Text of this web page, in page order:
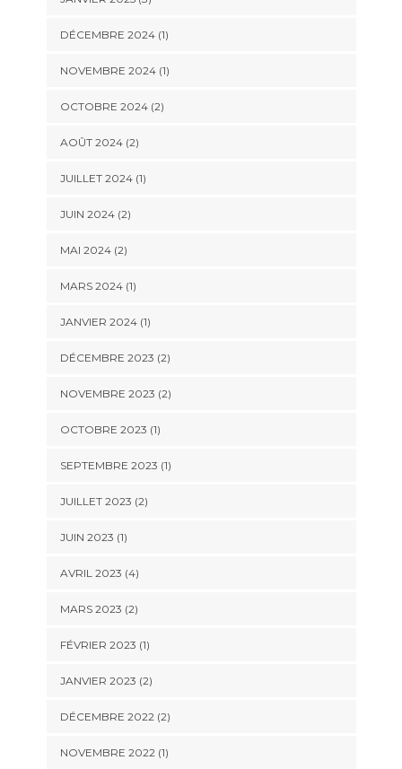
DÉCEMBRE 2024(1)
NOVEMBRE 2024(1)
OCTOBRE 2024(2)
AOÛT 2024(2)
JUILLET 2024(1)
JUIN 2024(2)
MAI 2024(2)
MARS 2024(1)
JANVIER 2024(1)
DÉCEMBRE 2023 (2)
NOVEMBRE 2023 (2)
OCTOBRE 2023 (1)
SEPTEMBRE 2023 (1)
JUILLET 2023 (2)
JUIN 2023 (1)
AVRIL 2023 (4)
MARS 2023 (2)
FÉVRIER 2023 (1)
JANVIER 2023 (2)
DÉCEMBRE 2022(2)
NOVEMBRE 2022(1)